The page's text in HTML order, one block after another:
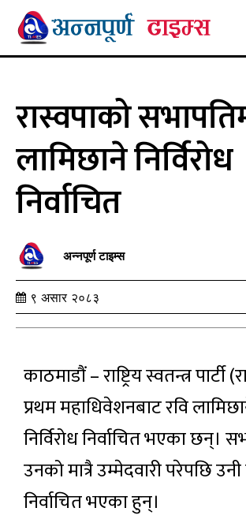
रास्वपाको
लामिछाने निर्विरोध
निर्वाचित
अन्नपूर्ण टाइम्स
९ असार २०८३
काठमाडौं – राष्ट्रिय स्वतन्त्र पार्टी
प्रथम महाधिवेशनबाट रवि
निर्विरोध निर्वाचित भएका छन्।
उनको मात्रै उम्मेदवारी परेपछि उनी
निर्वाचित भएका हुन्।